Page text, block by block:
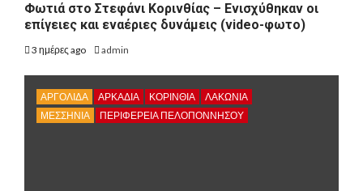
Φωτιά στο Στεφάνι Κορινθίας – Ενισχύθηκαν οι
επίγειες και εναέριες δυνάμεις (video-φωτο)
3 ημέρες ago admin
ΑΡΓΟΛΙΔΑ ΑΡΚΑΔΊΑ ΚΟΡΙΝΘΊΑ
ΛΑΚΩΝΙΑ
ΜΕΣΣΗΝΙΑ
ΠΕΡΙΦΈΡΕΙΑ ΠΕΛΟΠΟΝΝΉΣΟΥ